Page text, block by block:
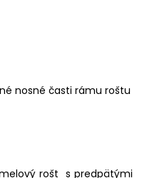
nosné časti rámu roštu
rošt s predpätými